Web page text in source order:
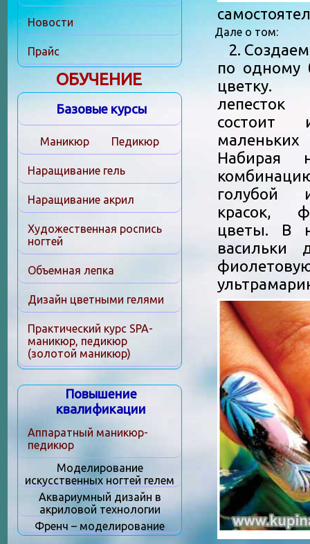
Дале о том:
2.
по одному
цветку.
лепесток
состоит
Набирая
голубой
красок,
цветы. В
васильки
Новости
Прайс
ОБУЧЕНИЕ
Базовые курсы
Маникюр Педикюр
Наращивание гель
Наращивание акрил
Художественная роспись
ногтей
Объемная лепка
Дизайн цветными гелями
Практический курс SPA-
маникюр, педикюр
(золотой маникюр)
Повышение
квалификации
Аппаратный маникюр-
педикюр
Моделирование
искусственных ногтей гелем
Аквариумный дизайн в
акриловой технологии
Френч – моделирование